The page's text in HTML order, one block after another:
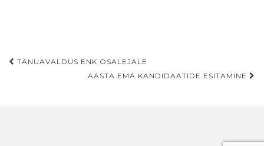
Post
navigation
TÄNUAVALDUS ENK OSALEJALE
AASTA EMA KANDIDAATIDE ESITAMINE